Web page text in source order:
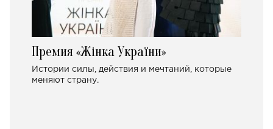
Премия «Жінка України»
Истории силы, действия и мечтаний, которые
меняют страну.